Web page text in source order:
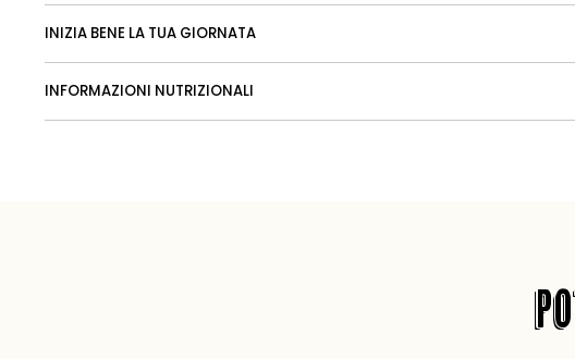
INIZIA BENE LA TUA GIORNATA
INFORMAZIONI NUTRIZIONALI